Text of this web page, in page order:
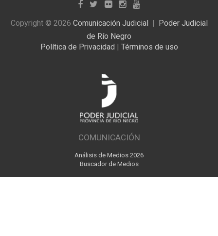
Copyright © 2026 Comunicación Judicial
Poder Judicial
de Río Negro
Política de Privacidad
Términos de uso
COMUNICACIÓN
Análisis de Medios 2026
Buscador de Medios